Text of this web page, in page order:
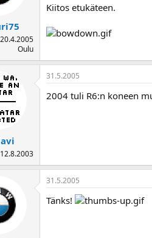
ä
i
ä
20.4.2005
Oulu
Kiitos etukäteen.
12.8.2003
31.5.2005
2004 tuli R6:n koneen
31.5.2005
Tänks!